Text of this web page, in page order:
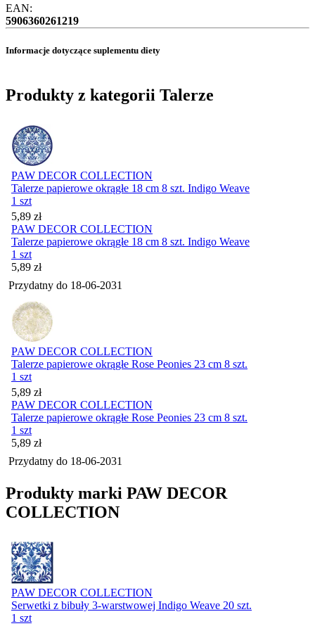
EAN:
5906360261219
Informacje dotyczące suplementu diety
Produkty z kategorii Talerze
PAW DECOR COLLECTION
Talerze papierowe okrągłe 18 cm 8 szt. Indigo Weave
1 szt
Cena
5,89 zł
PAW DECOR COLLECTION
Talerze papierowe okrągłe 18 cm 8 szt. Indigo Weave
1 szt
Cena
5,89 zł
Przydatny do 18-06-2031
PAW DECOR COLLECTION
Talerze papierowe okrągłe Rose Peonies 23 cm 8 szt.
1 szt
Cena
5,89 zł
PAW DECOR COLLECTION
Talerze papierowe okrągłe Rose Peonies 23 cm 8 szt.
1 szt
Cena
5,89 zł
Przydatny do 18-06-2031
Produkty marki PAW DECOR
COLLECTION
PAW DECOR COLLECTION
Serwetki z bibuły 3-warstwowej Indigo Weave 20 szt.
1 szt